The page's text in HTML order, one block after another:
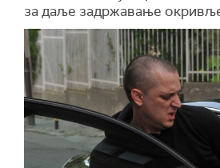
за даље задржавање